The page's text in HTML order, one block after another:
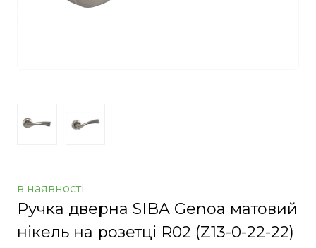
в наявності
Ручка дверна SIBA Genoa матовий
нікель на розетці R02 (Z13-0-22-22)